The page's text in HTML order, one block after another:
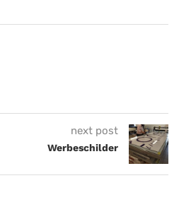
next post
Werbeschilder